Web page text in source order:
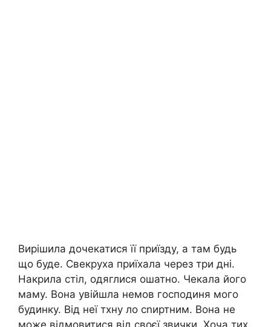
Вирішила дочекатися її приїзду, а там будь
що буде. Свекруха приїхала через три дні.
Накрила стіл, одяглися ошатно. Чекала його
маму. Вона увійшла немов господиня мого
будинку. Від неї тхну ло сnиртним. Вона не